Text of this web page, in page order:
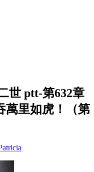
世 ptt-第632章
萬里如虎！（第